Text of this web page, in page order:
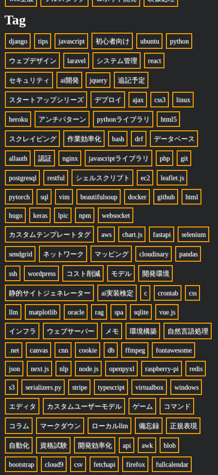
Tag
django tips javascript 初心者向け ubuntu python
ウェブデザイン laravel システム管理 react
セキュリティ ai開発 jquery 追記予定
スタートアップシリーズ デプロイ ajax css3 linux
heroku アンチパターン pythonライブラリ html5
スクレイピング 作業効率化 bash drf データベース
allauth 認証 nginx javascriptライブラリ php git
postgresql restful シェルスクリプト ec2 leaflet.js
pytorch sql vim beautifulsoup docker github html
hugo keras lpic npm websocket
カスタムテンプレートタグ aws chart.js fastapi selenium
sendgrid ネットワーク マッピング cloudinary pandas
ssh wordpress コスト削減 モデル 開発環境
静的サイトジェネレーター ai実装検定 c crontab css
llm matplotlib oracle rag spa sqlite vue.js
インフラ ウェブサーバー メモ 環境構築 自然言語処理
.net canvas cnn cookie db ffmpeg fontawesome
json next.js nlp node.js openpyxl raspberry-pi redis
s3 serializers.py stripe typescript virtualbox windows
エディタ カスタムユーザーモデル ゲーム コマンド
コラム マークダウン ローカルllm 備忘録 正規表現
自動化 資格試験 開発効率化 api awk blob
bootstrap cloud9 csv fetchapi firefox fullcalendar